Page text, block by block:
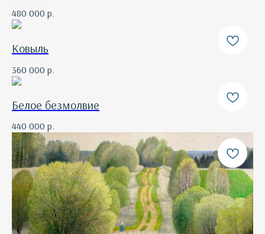
480 000 р.
Ковыль
360 000 р.
Белое безмолвие
440 000 р.